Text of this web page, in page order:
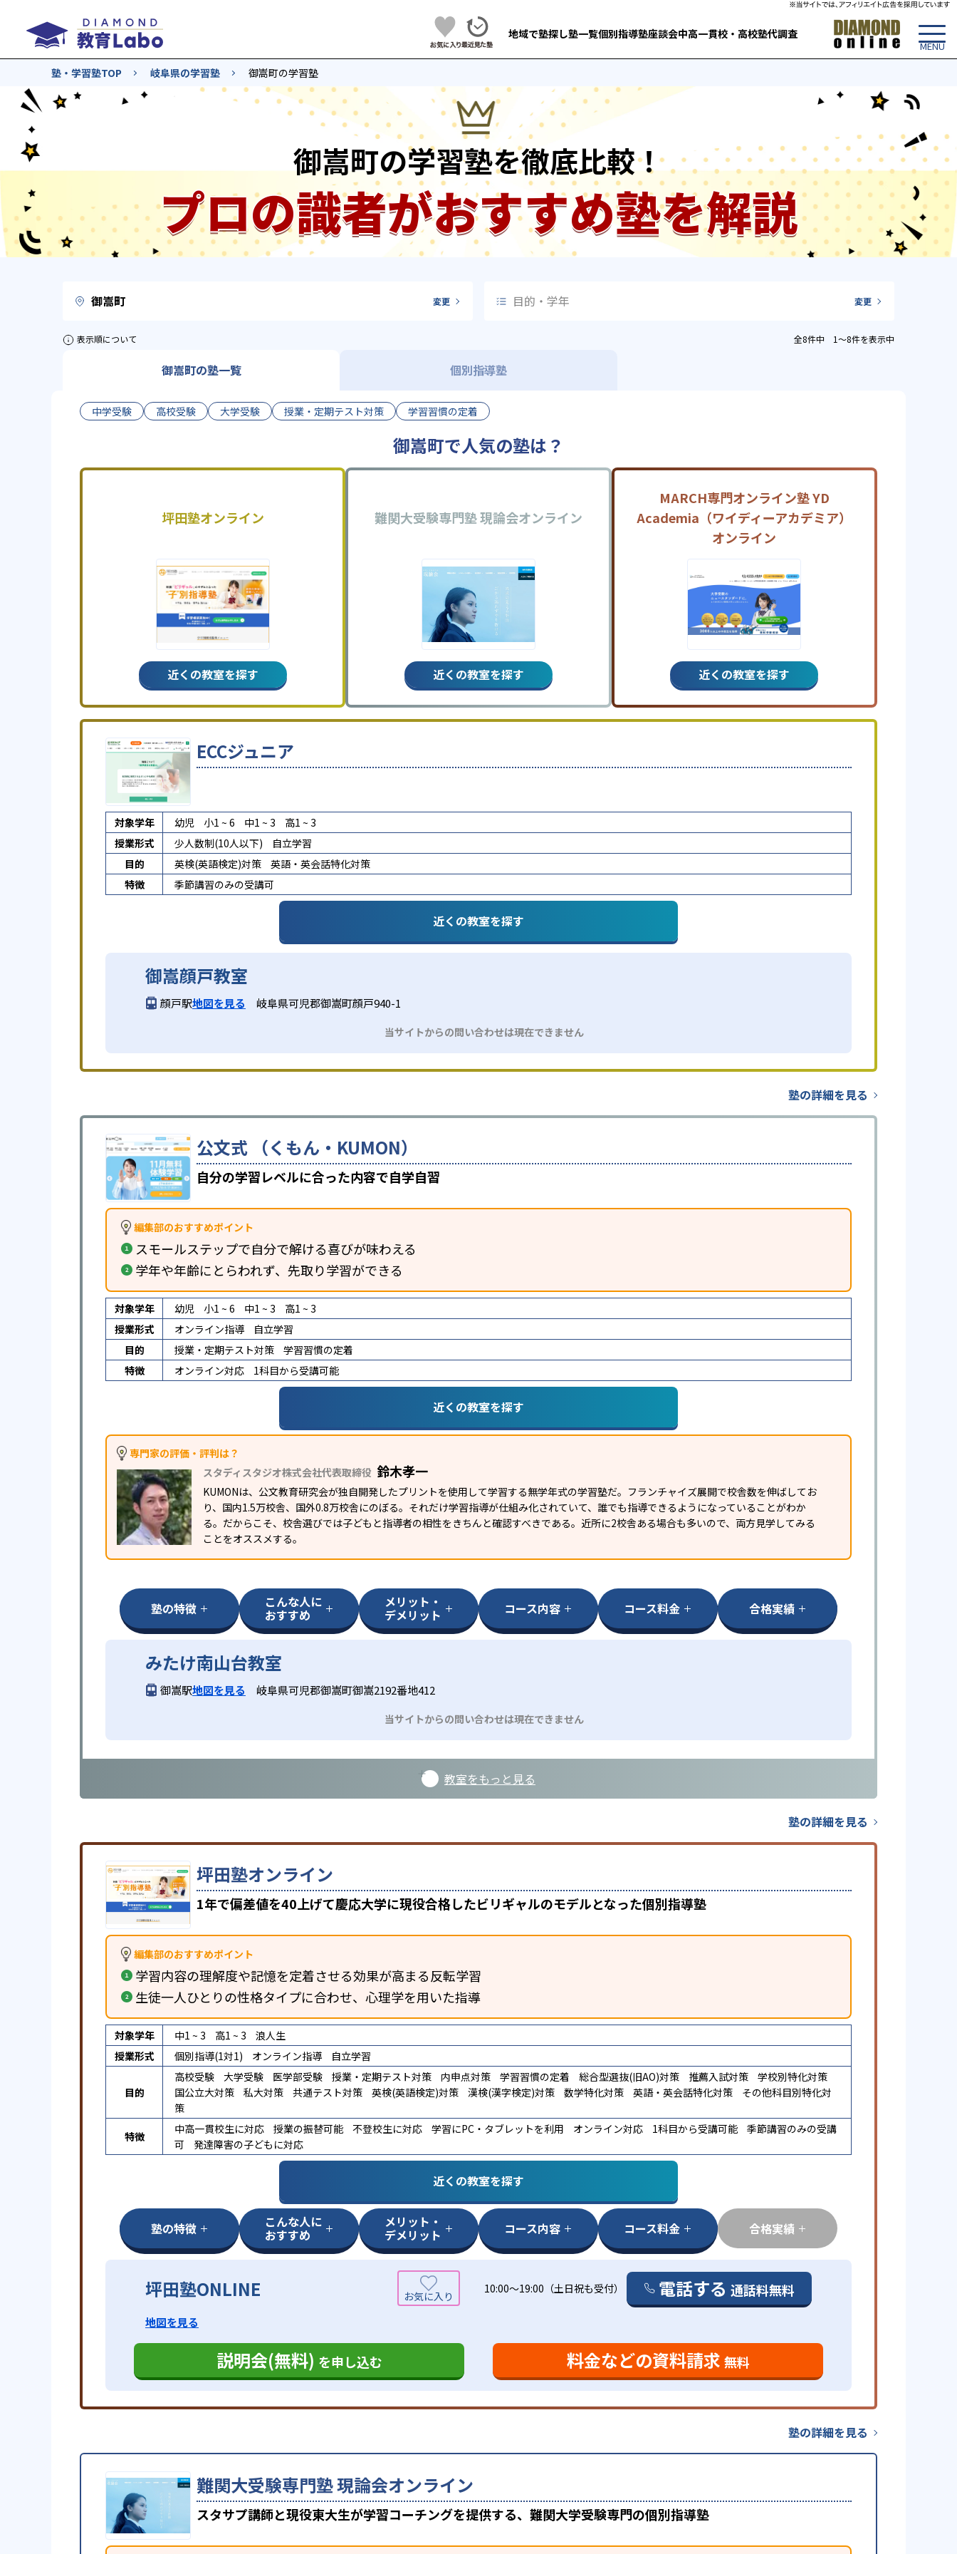
地域で塾探し塾一覧個別指導塾座談会中高一貫校・高校塾代調査
塾・学習塾TOP 岐阜県の学習塾 御嵩町の学習塾
御嵩町の学習塾を徹底比較！
プロの識者がおすすめ塾を解説
御嵩町 変更 目的・学年 変更
表示順について 全8件中 1〜8件を表示中
御嵩町の塾一覧 個別指導塾
中学受験 高校受験 大学受験 授業・定期テスト対策 学習習慣の定着
御嵩町で人気の塾は？
坪田塾オンライン
近くの教室を探す
難関大受験専門塾 現論会オンライン
近くの教室を探す
MARCH専門オンライン塾 YD
Academia（ワイディーアカデミア）
オンライン
近くの教室を探す
ECCジュニア
対象学年 幼児 小1 ~ 6 中1 ~ 3
高1 ~ 3
授業形式
少人数制(10人以下)
自立学習
目的
英検(英語検定)対策
英語・英会話特化対策
特徴
季節講習のみの受講可
近くの教室を探す
御嵩顔戸教室
顔戸駅地図を見る 岐阜県可児郡御嵩町顔戸940-1
当サイトからの問い合わせは現在できません
塾の詳細を見る
公文式 （くもん・KUMON）
自分の学習レベルに合った内容で自学自習
編集部のおすすめポイント
スモールステップで自分で解ける喜びが味わえる
学年や年齢にとらわれず、先取り学習ができる
対象学年 幼児 小1 ~ 6 中1 ~ 3
高1 ~ 3
授業形式
オンライン指導
自立学習
目的
授業・定期テスト対策
学習習慣の定着
特徴
オンライン対応 1科目から受講可能
近くの教室を探す
専門家の評価・評判は？
スタディスタジオ株式会社代表取締役 鈴木孝一
KUMONは、公文教育研究会が独自開発したプリントを使用して学習する無学年式の学習塾だ。フランチャイズ展開で校舎数を伸ばしてお
り、国内1.5万校舎、国外0.8万校舎にのぼる。それだけ学習指導が仕組み化されていて、誰でも指導できるようになっていることがわか
る。だからこそ、校舎選びでは子どもと指導者の相性をきちんと確認すべきである。近所に2校舎ある場合も多いので、両方見学してみる
ことをオススメする。
塾の特徴 こんな人に
おすすめ
メリット・
デメリット コース内容 コース料金 合格実績
みたけ南山台教室
御嵩駅地図を見る 岐阜県可児郡御嵩町御嵩2192番地412
当サイトからの問い合わせは現在できません
教室をもっと見る
塾の詳細を見る
坪田塾オンライン
1年で偏差値を40上げて慶応大学に現役合格したビリギャルのモデルとなった個別指導塾
編集部のおすすめポイント
学習内容の理解度や記憶を定着させる効果が高まる反転学習
生徒一人ひとりの性格タイプに合わせ、心理学を用いた指導
対象学年 中1 ~ 3 高1 ~ 3
浪人生
授業形式
個別指導(1対1) オンライン指導 自立学習
目的
高校受験 大学受験 医学部受験 授業・定期テスト対策 内申点対策 学習習慣の定着 総合型選抜(旧AO)対策 推薦入試対策
学校別特化対策
国公立大対策
私大対策 共通テスト対策 英検(英語検定)対策 漢検(漢字検定)対策 数学特化対策 英語・英会話特化対策
その他科目別特化対
策
特徴
中高一貫校生に対応 授業の振替可能 不登校生に対応 学習にPC・タブレットを利用 オンライン対応 1科目から受講可能
季節講習のみの受講
可
発達障害の子どもに対応
近くの教室を探す
塾の特徴 こんな人に
おすすめ
メリット・
デメリット コース内容 コース料金 合格実績
坪田塾ONLINE 10:00～19:00（土日祝も受付） 電話する 通話料無料
地図を見る
説明会(無料) を申し込む 料金などの資料請求 無料
塾の詳細を見る
難関大受験専門塾 現論会オンライン
スタサプ講師と現役東大生が学習コーチングを提供する、難関大学受験専門の個別指導塾